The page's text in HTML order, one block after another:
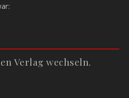
Verlag wechseln.